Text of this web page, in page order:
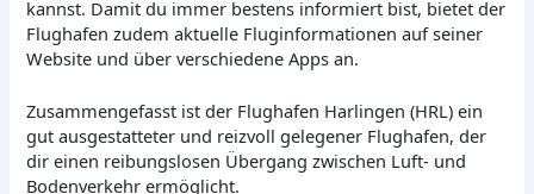
kannst. Damit du immer bestens informiert bist, bietet der
Flughafen zudem aktuelle Fluginformationen auf seiner
Website und über verschiedene Apps an.
Zusammengefasst ist der Flughafen Harlingen (HRL) ein
gut ausgestatteter und reizvoll gelegener Flughafen, der
dir einen reibungslosen Übergang zwischen Luft- und
Bodenverkehr ermöglicht.